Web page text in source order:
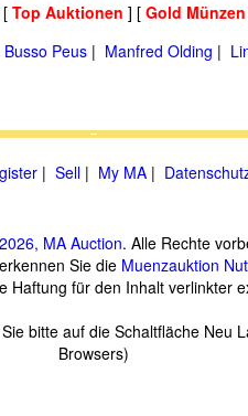
Top Auktionen ] [ Gold
Busso Peus | Manfred Olding |
| Sell | My MA |
MA Auction. Alle Rechte
Sie die Muenzauktion
Haftung für den Inhalt verlinkter
bitte auf die Schaltfläche Neu
Browsers)